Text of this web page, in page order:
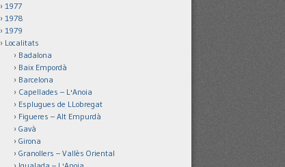
1977
1978
1979
Localitats
Badalona
Baix Empordà
Barcelona
Capellades – L'Anoia
Esplugues de LLobregat
Figueres – Alt Empurdà
Gavà
Girona
Granollers – Vallès Oriental